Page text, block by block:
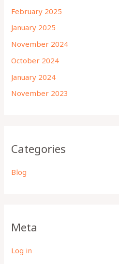
February 2025
January 2025
November 2024
October 2024
January 2024
November 2023
Categories
Blog
Meta
Log in